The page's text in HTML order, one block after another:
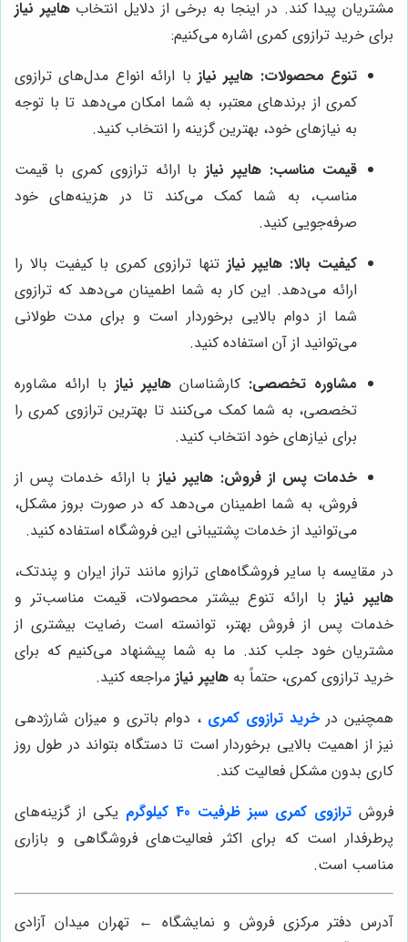
مشتریان پیدا کند. در اینجا به برخی از دلایل انتخابهایپر نیاز
برای خرید ترازوی کمری اشاره می‌کنیم:
تنوع محصولات: هایپر نیاز با ارائه انواع مدل‌های ترازوی
کمری از برندهای معتبر، به شما امکان می‌دهد تا با توجه
به نیازهای خود، بهترین گزینه را انتخاب کنید.
قیمت مناسب: هایپر نیاز با ارائه ترازوی کمری با قیمت
مناسب، به شما کمک می‌کند تا در هزینه‌های خود
صرفه‌جویی کنید.
کیفیت بالا: هایپر نیاز تنها ترازوی کمری با کیفیت بالا را
ارائه می‌دهد. این کار به شما اطمینان می‌دهد که ترازوی
شما از دوام بالایی برخوردار است و برای مدت طولانی
می‌توانید از آن استفاده کنید.
مشاوره تخصصی: کارشناسان هایپر نیاز با ارائه مشاوره
تخصصی، به شما کمک می‌کنند تا بهترین ترازوی کمری را
برای نیازهای خود انتخاب کنید.
خدمات پس از فروش: هایپر نیاز با ارائه خدمات پس از
فروش، به شما اطمینان می‌دهد که در صورت بروز مشکل،
می‌توانید از خدمات پشتیبانی این فروشگاه استفاده کنید.
در مقایسه با سایر فروشگاه‌های ترازو مانند تراز ایران و پندتک،
هایپر نیاز با ارائه تنوع بیشتر محصولات، قیمت مناسب‌تر و
خدمات پس از فروش بهتر، توانسته است رضایت بیشتری از
مشتریان خود جلب کند. ما به شما پیشنهاد می‌کنیم که برای
خرید ترازوی کمری، حتماً به هایپر نیاز مراجعه کنید.
همچنین در خرید ترازوی کمری ، دوام باتری و میزان شارژدهی
نیز از اهمیت بالایی برخوردار است تا دستگاه بتواند در طول روز
کاری بدون مشکل فعالیت کند.
فروش ترازوی کمری سبز ظرفیت 40 کیلوگرم
یکی از گزینه‌های
پرطرفدار است که برای اکثر فعالیت‌های فروشگاهی و بازاری
مناسب است.
آدرس دفتر مرکزی فروش و نمایشگاه ← تهران میدان آزادی